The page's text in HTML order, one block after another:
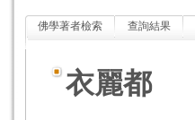
佛學著者檢索 查詢結果
衣麗都